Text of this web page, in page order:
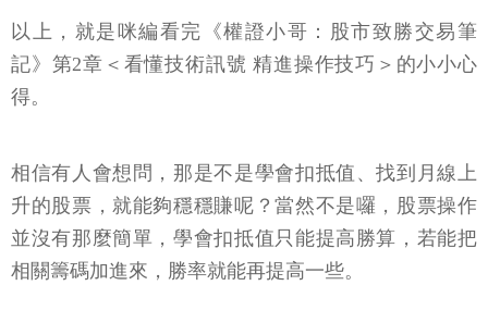
以上，就是咪編看完《權證小哥：股市致勝交易筆
記》第2章＜看懂技術訊號 精進操作技巧＞的小小心
得。
相信有人會想問，那是不是學會扣抵值、找到月線上
升的股票，就能夠穩穩賺呢？當然不是囉，股票操作
並沒有那麼簡單，學會扣抵值只能提高勝算，若能把
相關籌碼加進來，勝率就能再提高一些。